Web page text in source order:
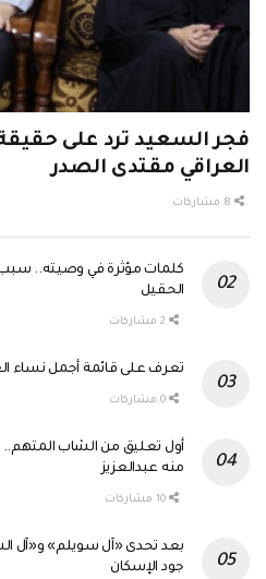
فجر السعيد ترد على
العراقي مقتدى الصدر
كلمات مؤثرة في وصيته.. سبب
الحقيل
تعرف على قائمة أجمل نساء العالم
أول تعليق من الشاب
منه عبدالعزيز
بعد تحدى «آل سويلم» و«آل
جود الإسكان